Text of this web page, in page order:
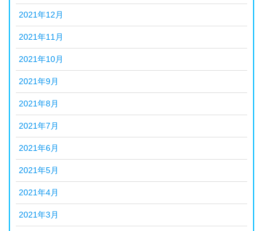
2021年12月
2021年11月
2021年10月
2021年9月
2021年8月
2021年7月
2021年6月
2021年5月
2021年4月
2021年3月